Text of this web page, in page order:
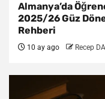
Almanya’da
2025/26 Güz
Rehberi
10 ay ago Recep